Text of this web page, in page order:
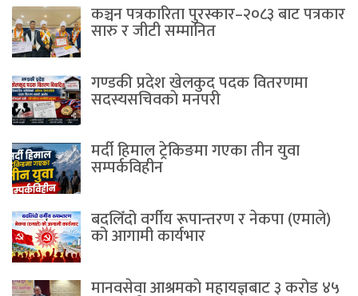
कञ्चन पत्रकारिता पुरस्कार–२०८३ बाट पत्रकार
सारु र जीटी सम्मानित
गण्डकी प्रदेश खेलकुद पदक वितरणमा
सदस्यसचिवकाे मनपरी
मर्दी हिमाल ट्रेकिङमा गएका तीन युवा
सम्पर्कविहीन
बदलिँदो वर्गीय रूपान्तरण र नेकपा (एमाले)
को आगामी कार्यभार
मानवसेवा आश्रमकाे‌ महायज्ञबाट ३ करोड ४५